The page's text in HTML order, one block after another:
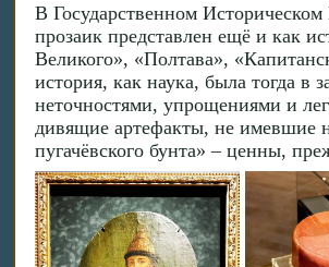
В Государственном
прозаик представлен ещё и как
Великого», «Полтава»,
история, как наука, была тогда в
неточностями, упрощениями и
дивящие артефакты, не имевшие
пугачёвского бунта» – ценны,